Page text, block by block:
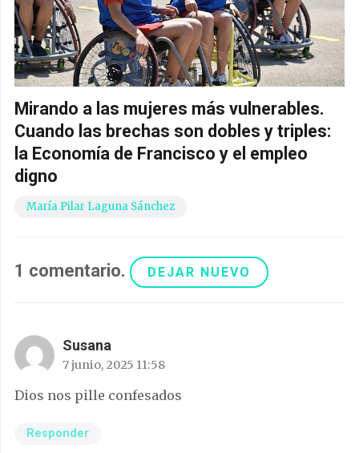
Mirando a las mujeres más vulnerables.
Cuando las brechas son dobles y triples:
la Economía de Francisco y el empleo
digno
María Pilar Laguna Sánchez
1 comentario. DEJAR NUEVO
Susana
7 junio, 2025 11:58
Dios nos pille confesados
Responder